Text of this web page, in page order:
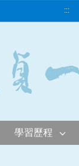
:::
學習歷程